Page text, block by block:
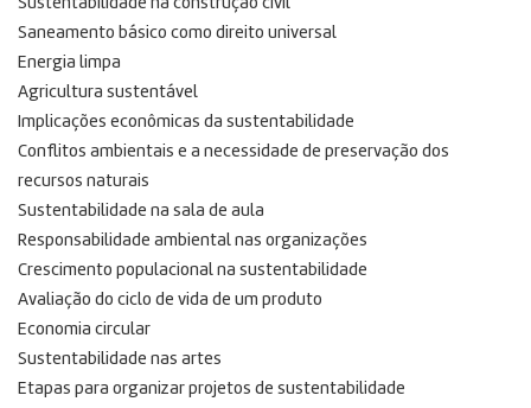
Sustentabilidade na construção civil
Saneamento básico como direito universal
Energia limpa
Agricultura sustentável
Implicações econômicas da sustentabilidade
Conflitos ambientais e a necessidade de preservação dos
recursos naturais
Sustentabilidade na sala de aula
Responsabilidade ambiental nas organizações
Crescimento populacional na sustentabilidade
Avaliação do ciclo de vida de um produto
Economia circular
Sustentabilidade nas artes
Etapas para organizar projetos de sustentabilidade